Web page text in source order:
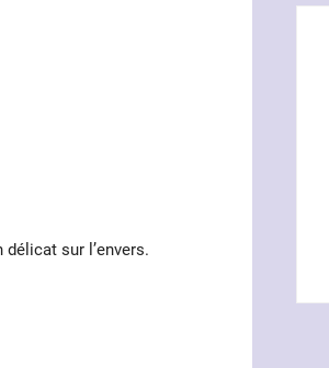
délicat sur l’envers.